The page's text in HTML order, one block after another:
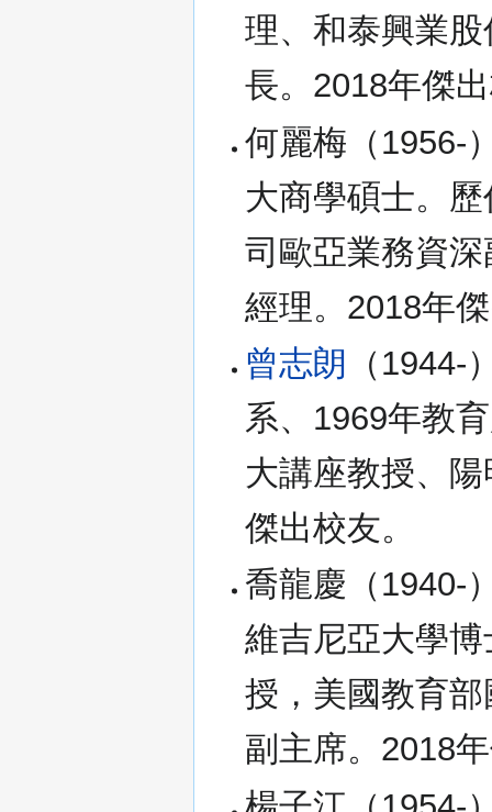
理、和泰興業
長。2018年傑
何麗梅（1956-
大商學碩士。
司歐亞業務資
經理。2018年
曾志朗 （
系、1969年教
大講座教授、
傑出校友。
喬龍慶（1940-
維吉尼亞大學
授，美國教育
副主席。2018